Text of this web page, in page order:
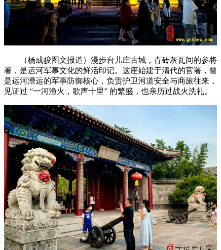
（杨成骏图文报道）漫步台儿庄古城，青砖灰瓦间的参将
署，是运河军事文化的鲜活印记。这座始建于清代的官署，曾
是运河漕运的军事防御核心，负责护卫河道安全与商旅往来，
见证过 “一河渔火，歌声十里” 的繁盛，也亲历过战火洗礼。